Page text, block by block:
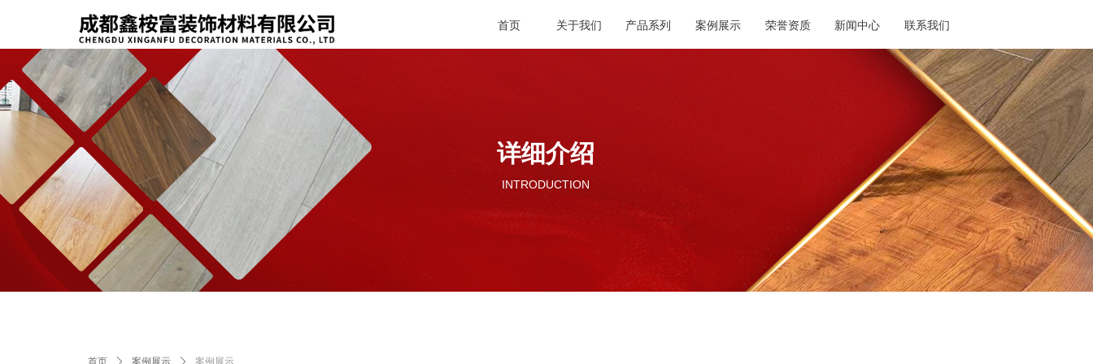
首页 关于我们 产品系列 案例展示 荣誉资质 新闻中心 联系我们
首页 ꄲ 案例展示 ꄲ 案例展示
详细介绍
INTRODUCTION